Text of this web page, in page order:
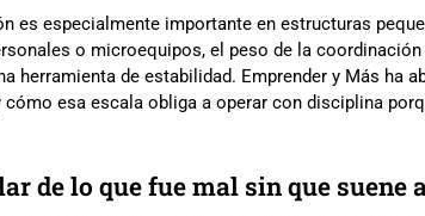
es especialmente importante en estructuras
o microequipos, el peso de la
herramienta de estabilidad. Emprender y Más ha
cómo esa escala obliga a operar con disciplina
de lo que fue mal sin que suene